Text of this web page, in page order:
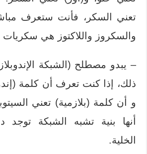
تعني السكر، فأنت ستعرف
والسكروز واللاكتوز هي سكريات
– يبدو مصطلح (الشبكة
ذلك، إذا كنت تعرف أن كلمة
و أن كلمة (بلازمية) تعني
أنها بنية تشبه الشبكة توجد
الخلية.